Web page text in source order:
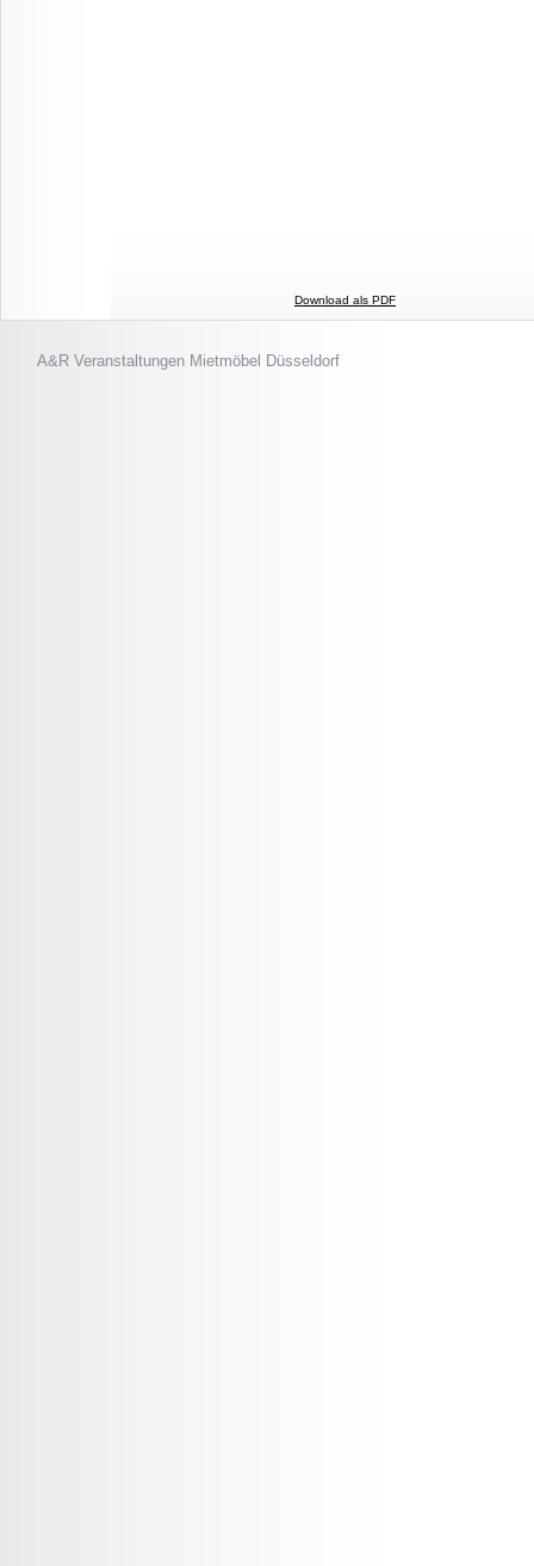
Download als PDF
A&R Veranstaltungen Mietmöbel Düsseldorf